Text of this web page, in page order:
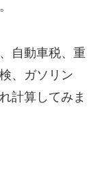
自動車税、重
、ガソリン
計算してみま